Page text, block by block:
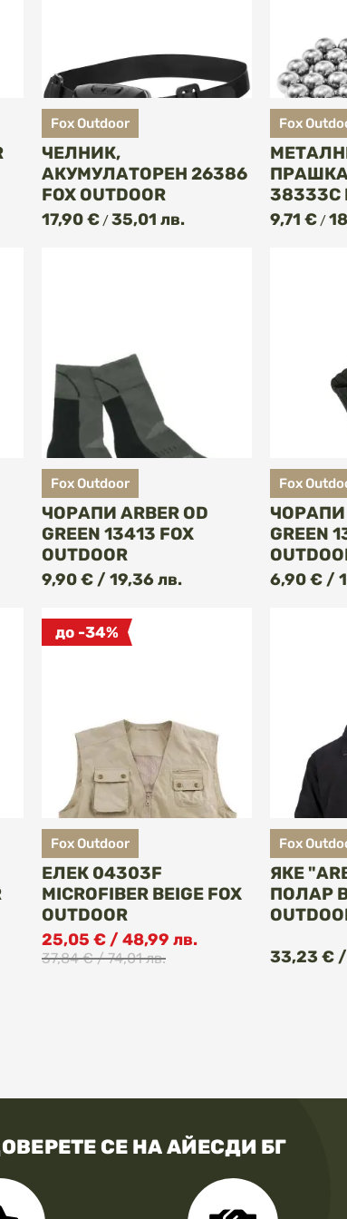
Fox Outdoor
ЧЕЛНИК,
АКУМУЛАТОРЕН 26386
FOX OUTDOOR
17,90 € /35,01 лв.
Fox
ПРАШКА
38333C
9,71 € /
Fox Outdoor
ЧОРАПИ ARBER OD
GREEN 13413 FOX
OUTDOOR
9,90 € / 19,36 лв.
Fox
ЧОРАПИ
GREEN
6,90 € /
до -34%
Fox Outdoor
ЕЛЕК 04303F
MICROFIBER BEIGE FOX
OUTDOOR
37,84 € / 74,01 лв.
25,05 € / 48,99 лв.
КУПИ
Fox
ЯКЕ
ПОЛАР
33,23 €
СЕ НА АЙЕСДИ БГ